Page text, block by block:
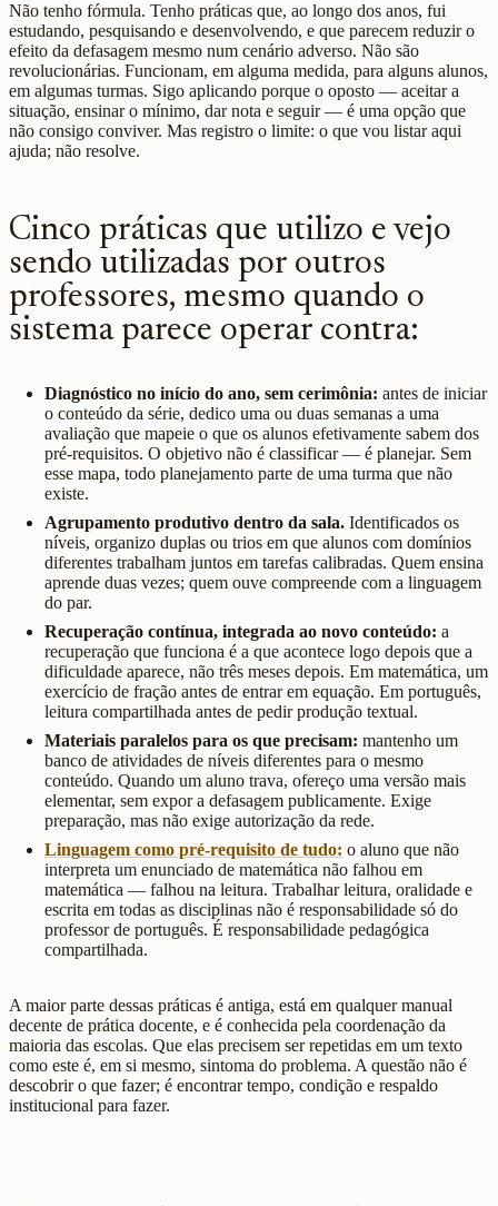
Não tenho fórmula. Tenho práticas que, ao longo dos anos, fui
estudando, pesquisando e desenvolvendo, e que parecem reduzir o
efeito da defasagem mesmo num cenário adverso. Não são
revolucionárias. Funcionam, em alguma medida, para alguns alunos,
em algumas turmas. Sigo aplicando porque o oposto — aceitar a
situação, ensinar o mínimo, dar nota e seguir — é uma opção que
não consigo conviver. Mas registro o limite: o que vou listar aqui
ajuda; não resolve.
Cinco práticas que utilizo e vejo
sendo utilizadas por outros
professores, mesmo quando o
sistema parece operar contra:
Diagnóstico no início do ano, sem cerimônia: antes de iniciar
o conteúdo da série, dedico uma ou duas semanas a uma
avaliação que mapeie o que os alunos efetivamente sabem dos
pré-requisitos. O objetivo não é classificar — é planejar. Sem
esse mapa, todo planejamento parte de uma turma que não
existe.
Agrupamento produtivo dentro da sala. Identificados os
níveis, organizo duplas ou trios em que alunos com domínios
diferentes trabalham juntos em tarefas calibradas. Quem ensina
aprende duas vezes; quem ouve compreende com a linguagem
do par.
Recuperação contínua, integrada ao novo conteúdo: a
recuperação que funciona é a que acontece logo depois que a
dificuldade aparece, não três meses depois. Em matemática, um
exercício de fração antes de entrar em equação. Em português,
leitura compartilhada antes de pedir produção textual.
Materiais paralelos para os que precisam: mantenho um
banco de atividades de níveis diferentes para o mesmo
conteúdo. Quando um aluno trava, ofereço uma versão mais
elementar, sem expor a defasagem publicamente. Exige
preparação, mas não exige autorização da rede.
Linguagem como pré-requisito de tudo: o aluno que não
interpreta um enunciado de matemática não falhou em
matemática — falhou na leitura. Trabalhar leitura, oralidade e
escrita em todas as disciplinas não é responsabilidade só do
professor de português. É responsabilidade pedagógica
compartilhada.
A maior parte dessas práticas é antiga, está em qualquer manual
decente de prática docente, e é conhecida pela coordenação da
maioria das escolas. Que elas precisem ser repetidas em um texto
como este é, em si mesmo, sintoma do problema. A questão não é
descobrir o que fazer; é encontrar tempo, condição e respaldo
institucional para fazer.